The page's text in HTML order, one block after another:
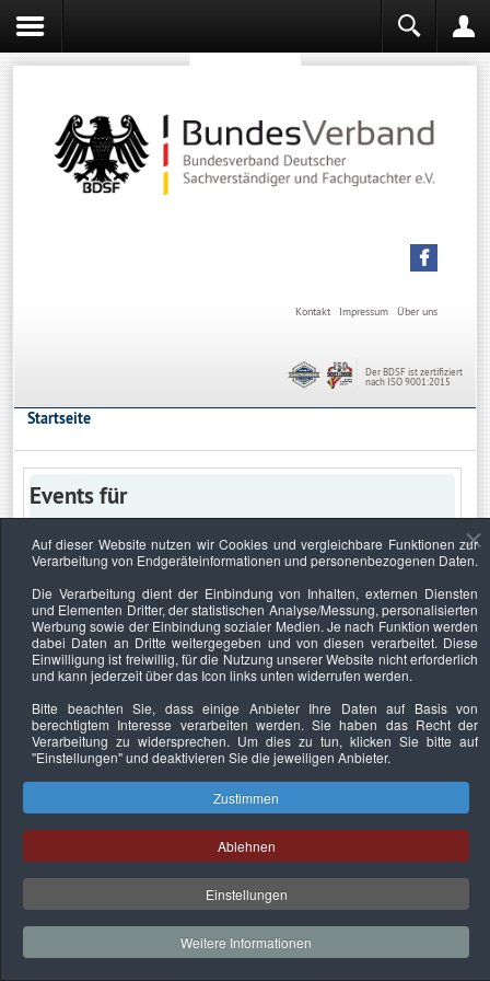
Über uns
Impressum
Kontakt
Der BDSF ist zertifiziert
nach ISO 9001:2015
Startseite
Events für
Keine Termine
Datenschutzerklärung Urheberrechtsnachweise Nachhaltigkeit
Copyright © 2026. Bundesverband Deutscher
Sachverständiger und Fachgutachter e.V..
Auf dieser Website nutzen wir Cookies und vergleichbare Funktionen zur
Verarbeitung von Endgeräteinformationen und personenbezogenen Daten.
Die Verarbeitung dient der Einbindung von Inhalten, externen Diensten
und Elementen Dritter, der statistischen Analyse/Messung, personalisierten
Werbung sowie der Einbindung sozialer Medien. Je nach Funktion werden
dabei Daten an Dritte weitergegeben und von diesen verarbeitet. Diese
Einwilligung ist freiwillig, für die Nutzung unserer Website nicht erforderlich
und kann jederzeit über das Icon links unten widerrufen werden.
Bitte beachten Sie, dass einige Anbieter Ihre Daten auf Basis von
berechtigtem Interesse verarbeiten werden. Sie haben das Recht der
Verarbeitung zu widersprechen. Um dies zu tun, klicken Sie bitte auf
"Einstellungen"und deaktivieren Sie die jeweiligen Anbieter.
Zustimmen
Ablehnen
Einstellungen
Weitere Informationen